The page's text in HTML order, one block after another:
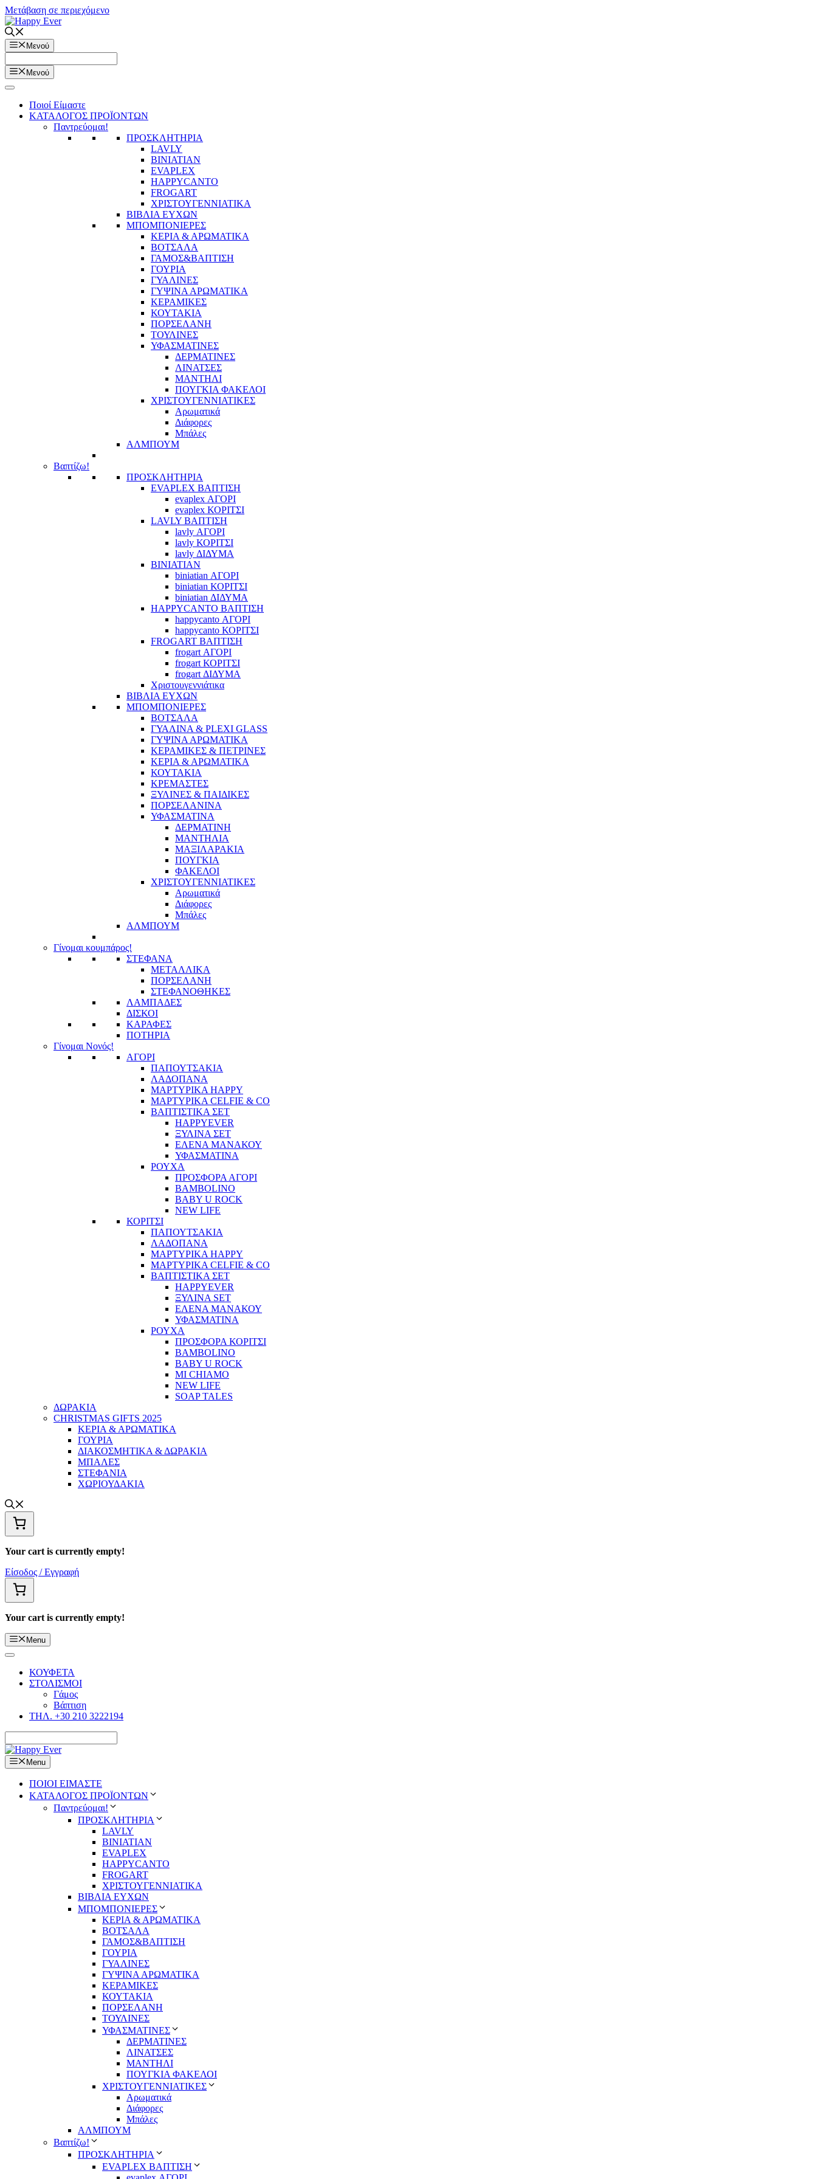
Μετάβαση σε περιεχόμενο
Μενού
Μενού
Ποιοί Είμαστε
ΚΑΤΑΛΟΓΟΣ ΠΡΟΪΟΝΤΩΝ
Παντρεύομαι!
ΠΡΟΣΚΛΗΤΗΡΙΑ
LAVLY
BINIATIAN
EVAPLEX
HAPPYCANTO
FROGART
ΧΡΙΣΤΟΥΓΕΝΝΙΑΤΙΚΑ
ΒΙΒΛΙΑ ΕΥΧΩΝ
ΜΠΟΜΠΟΝΙΕΡΕΣ
ΚΕΡΙΑ & ΑΡΩΜΑΤΙΚΑ
ΒΟΤΣΑΛΑ
ΓΑΜΟΣ&ΒΑΠΤΙΣΗ
ΓΟΥΡΙΑ
ΓΥΑΛΙΝΕΣ
ΓΥΨΙΝΑ ΑΡΩΜΑΤΙΚΑ
ΚΕΡΑΜΙΚΕΣ
ΚΟΥΤΑΚΙΑ
ΠΟΡΣΕΛΑΝΗ
ΤΟΥΛΙΝΕΣ
ΥΦΑΣΜΑΤΙΝΕΣ
ΔΕΡΜΑΤΙΝΕΣ
ΛΙΝΑΤΣΕΣ
ΜΑΝΤΗΛΙ
ΠΟΥΓΚΙΑ ΦΑΚΕΛΟΙ
ΧΡΙΣΤΟΥΓΕΝΝΙΑΤΙΚΕΣ
Αρωματικά
Διάφορες
Μπάλες
ΑΛΜΠΟΥΜ
Βαπτίζω!
ΠΡΟΣΚΛΗΤΗΡΙΑ
EVAPLEX ΒΑΠΤΙΣΗ
evaplex ΑΓΟΡΙ
evaplex ΚΟΡΙΤΣΙ
LAVLY ΒΑΠΤΙΣΗ
lavly ΑΓΟΡΙ
lavly ΚΟΡΙΤΣΙ
lavly ΔΙΔΥΜΑ
BINIATIAN
biniatian ΑΓΟΡΙ
biniatian ΚΟΡΙΤΣΙ
biniatian ΔΙΔΥΜΑ
HAPPYCANTO ΒΑΠΤΙΣΗ
happycanto ΑΓΟΡΙ
happycanto ΚΟΡΙΤΣΙ
FROGART ΒΑΠΤΙΣΗ
frogart ΑΓΟΡΙ
frogart ΚΟΡΙΤΣΙ
frogart ΔΙΔΥΜΑ
Χριστουγεννιάτικα
ΒΙΒΛΙΑ ΕΥΧΩΝ
ΜΠΟΜΠΟΝΙΕΡΕΣ
ΒΟΤΣΑΛΑ
ΓΥΑΛΙΝΑ & PLEXI GLASS
ΓΥΨΙΝΑ ΑΡΩΜΑΤΙΚΑ
ΚΕΡΑΜΙΚΕΣ & ΠΕΤΡΙΝΕΣ
ΚΕΡΙΑ & ΑΡΩΜΑΤΙΚΑ
ΚΟΥΤΑΚΙΑ
ΚΡΕΜΑΣΤΕΣ
ΞΥΛΙΝΕΣ & ΠΑΙΔΙΚΕΣ
ΠΟΡΣΕΛΑΝΙΝΑ
ΥΦΑΣΜΑΤΙΝA
ΔΕΡΜΑΤΙΝΗ
ΜΑΝΤΗΛΙΑ
ΜΑΞΙΛΑΡΑΚΙΑ
ΠΟΥΓΚΙΑ
ΦΑΚΕΛΟΙ
ΧΡΙΣΤΟΥΓΕΝΝΙΑΤΙΚΕΣ
Αρωματικά
Διάφορες
Μπάλες
ΑΛΜΠΟΥΜ
Γίνομαι κουμπάρος!
ΣΤΕΦΑΝΑ
ΜΕΤΑΛΛΙΚΑ
ΠΟΡΣΕΛΑΝΗ
ΣΤΕΦΑΝΟΘΗΚΕΣ
ΛΑΜΠΑΔΕΣ
ΔΙΣΚΟΙ
ΚΑΡΑΦΕΣ
ΠΟΤΗΡΙΑ
Γίνομαι Νονός!
ΑΓΟΡΙ
ΠΑΠΟΥΤΣΑΚΙΑ
ΛΑΔΟΠΑΝΑ
ΜΑΡΤΥΡΙΚΑ HAPPY
ΜΑΡΤΥΡΙΚΑ CELFIE & CO
ΒΑΠΤΙΣΤΙΚΑ ΣΕΤ
HAPPYEVER
ΞΥΛΙΝΑ ΣΕΤ
ΕΛΕΝΑ ΜΑΝΑΚΟΥ
ΥΦΑΣΜΑΤΙΝΑ
ΡΟΥΧΑ
ΠΡΟΣΦΟΡΑ ΑΓΟΡΙ
BAMBOLINO
BABY U ROCK
NEW LIFE
ΚΟΡΙΤΣΙ
ΠΑΠΟΥΤΣΑΚΙΑ
ΛΑΔΟΠΑΝΑ
ΜΑΡΤΥΡΙΚΑ HAPPY
ΜΑΡΤΥΡΙΚΑ CELFIE & CO
ΒΑΠΤΙΣΤΙΚΑ ΣΕΤ
HAPPYEVER
ΞΥΛΙΝΑ SET
ΕΛΕΝΑ ΜΑΝΑΚΟΥ
ΥΦΑΣΜΑΤΙΝΑ
ΡΟΥΧΑ
ΠΡΟΣΦΟΡΑ ΚΟΡΙΤΣΙ
BAMBOLINO
BABY U ROCK
MI CHIAMO
NEW LIFE
SOAP TALES
ΔΩΡΑΚΙΑ
CHRISTMAS GIFTS 2025
ΚΕΡΙΑ & ΑΡΩΜΑΤΙΚΑ
ΓΟΥΡΙΑ
ΔΙΑΚΟΣΜΗΤΙΚΑ & ΔΩΡΑΚΙΑ
ΜΠΑΛΕΣ
ΣΤΕΦΑΝΙΑ
ΧΩΡΙΟΥΔΑΚΙΑ
Your cart is currently empty!
Είσοδος / Εγγραφή
Your cart is currently empty!
Menu
ΚΟΥΦΕΤΑ
ΣΤΟΛΙΣΜΟΙ
Γάμος
Βάπτιση
ΤΗΛ. +30 210 3222194
Menu
ΠΟΙΟΙ ΕΙΜΑΣΤΕ
ΚΑΤΑΛΟΓΟΣ ΠΡΟΪΟΝΤΩΝ
Παντρεύομαι!
ΠΡΟΣΚΛΗΤΗΡΙΑ
LAVLY
BINIATIAN
EVAPLEX
HAPPYCANTO
FROGART
ΧΡΙΣΤΟΥΓΕΝΝΙΑΤΙΚΑ
ΒΙΒΛΙΑ ΕΥΧΩΝ
ΜΠΟΜΠΟΝΙΕΡΕΣ
ΚΕΡΙΑ & ΑΡΩΜΑΤΙΚΑ
ΒΟΤΣΑΛΑ
ΓΑΜΟΣ&ΒΑΠΤΙΣΗ
ΓΟΥΡΙΑ
ΓΥΑΛΙΝΕΣ
ΓΥΨΙΝΑ ΑΡΩΜΑΤΙΚΑ
ΚΕΡΑΜΙΚΕΣ
ΚΟΥΤΑΚΙΑ
ΠΟΡΣΕΛΑΝΗ
ΤΟΥΛΙΝΕΣ
ΥΦΑΣΜΑΤΙΝΕΣ
ΔΕΡΜΑΤΙΝΕΣ
ΛΙΝΑΤΣΕΣ
ΜΑΝΤΗΛΙ
ΠΟΥΓΚΙΑ ΦΑΚΕΛΟΙ
ΧΡΙΣΤΟΥΓΕΝΝΙΑΤΙΚΕΣ
Αρωματικά
Διάφορες
Μπάλες
ΑΛΜΠΟΥΜ
Βαπτίζω!
ΠΡΟΣΚΛΗΤΗΡΙΑ
EVAPLEX ΒΑΠΤΙΣΗ